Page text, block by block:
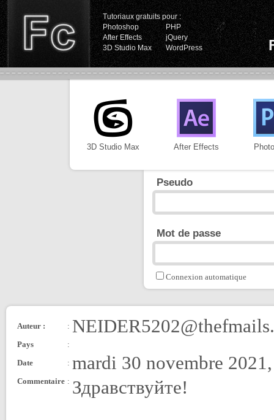
Tutoriaux gratuits pour :
Photoshop
PHP
After Effects
jQuery
3D Studio Max
WordPress
3D Studio Max After Effects
Pseudo
Mot de passe
Connexion automatique
Auteur : :
Pays
:
Date
: mardi 30 novembre
Commentaire : Здравствуйте!